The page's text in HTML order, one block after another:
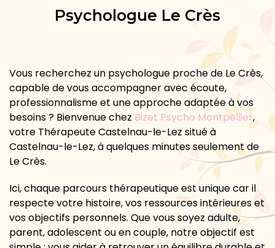
Psychologue Le Crès
Vous recherchez un psychologue proche de Le Crès,
capable de vous accompagner avec écoute,
professionnalisme et une approche adaptée à vos
besoins ? Bienvenue chez Bizet Psycho Montpellier,
votre Thérapeute Castelnau-le-Lez situé à
Castelnau-le-Lez, à quelques minutes seulement de
Le Crès.
Ici, chaque parcours thérapeutique est unique car il
respecte votre histoire, vos ressources intérieures et
vos objectifs personnels. Que vous soyez adulte,
parent, adolescent ou en couple, notre objectif est